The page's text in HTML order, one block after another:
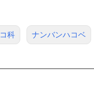
科 ナンバンハコベ